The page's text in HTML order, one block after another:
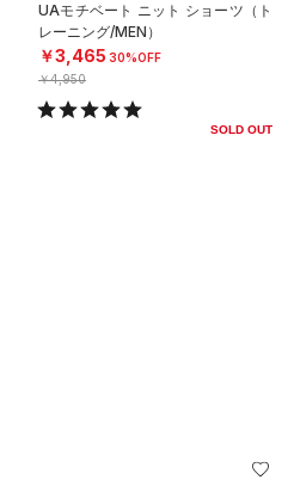
UAモチベート ニット ショーツ（ト
レーニング/MEN）
￥3,465 30%OFF
￥4,950
SOLD OUT